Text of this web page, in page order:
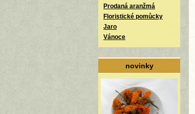
Prodaná aranžmá
Floristické pomůcky
Jaro
Vánoce
novinky